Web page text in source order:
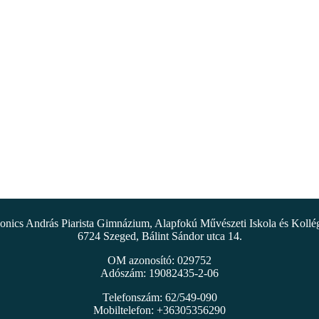
András Piarista Gimnázium, Alapfokú Művészeti Iskola és
6724 Szeged, Bálint Sándor utca 14.
OM azonosító: 029752
Adószám: 19082435-2-06
Telefonszám: 62/549-090
Mobiltelefon: +36305356290